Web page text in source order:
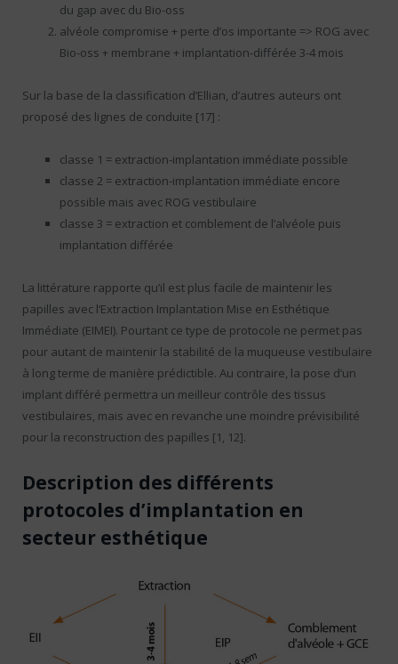
du gap avec du Bio-oss
alvéole compromise + perte d’os importante => ROG avec
Bio-oss + membrane + implantation-différée 3-4 mois
Sur la base de la classification d’Ellian, d’autres auteurs ont
proposé des lignes de conduite [17] :
classe 1 = extraction-implantation immédiate possible
classe 2 = extraction-implantation immédiate encore
possible mais avec ROG vestibulaire
classe 3 = extraction et comblement de l’alvéole puis
implantation différée
La littérature rapporte qu’il est plus facile de maintenir les
papilles avec l’Extraction Implantation Mise en Esthétique
Immédiate (EIMEI). Pourtant ce type de protocole ne permet pas
pour autant de maintenir la stabilité de la muqueuse vestibulaire
à long terme de manière prédictible. Au contraire, la pose d’un
implant différé permettra un meilleur contrôle des tissus
vestibulaires, mais avec en revanche une moindre prévisibilité
pour la reconstruction des papilles [1, 12].
Description des différents
protocoles d’implantation en
secteur esthétique